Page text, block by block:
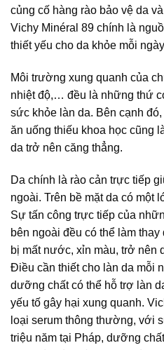
củng cố hàng rào bảo vệ da
Vichy Minéral 89 chính là
thiết yếu cho da khỏe mỗi
Môi trường xung quanh của
nhiệt độ,… đều là những thứ
sức khỏe làn da. Bên cạnh
ăn uống thiếu khoa học cũng
da trở nên căng thẳng.
Da chính là rào cản trực tiếp
ngoài. Trên bề mặt da có một
Sự tấn công trực tiếp của
bên ngoài đều có thể làm
bị mất nước, xỉn màu, trở nên
Điều cần thiết cho làn da mỗi
dưỡng chất có thể hỗ trợ làn
yếu tố gây hại xung quanh.
loại serum thông thường, với
triệu năm tại Pháp, dưỡng